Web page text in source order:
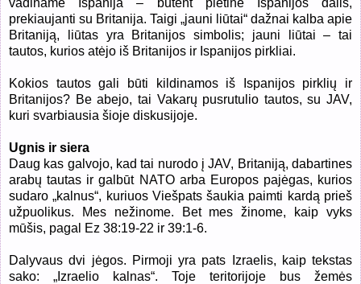
prekiaujanti su Britanija. Taigi „jauni liūtai“ dažnai kalba apie
Britaniją, liūtas yra Britanijos simbolis; jauni liūtai – tai
tautos, kurios atėjo iš Britanijos ir Ispanijos pirkliai.
Kokios tautos gali būti kildinamos iš Ispanijos pirklių ir
Britanijos? Be abejo, tai Vakarų pusrutulio tautos, su JAV,
kuri svarbiausia šioje diskusijoje.
Ugnis ir siera
Daug kas galvojo, kad tai nurodo į JAV, Britaniją, dabartines
arabų tautas ir galbūt NATO arba Europos pajėgas, kurios
sudaro „kalnus“, kuriuos Viešpats šaukia paimti kardą prieš
užpuolikus. Mes nežinome. Bet mes žinome, kaip vyks
mūšis, pagal Ez 38:19-22 ir 39:1-6.
Dalyvaus dvi jėgos. Pirmoji yra pats Izraelis, kaip tekstas
sako: „Izraelio kalnas“. Toje teritorijoje bus žemės